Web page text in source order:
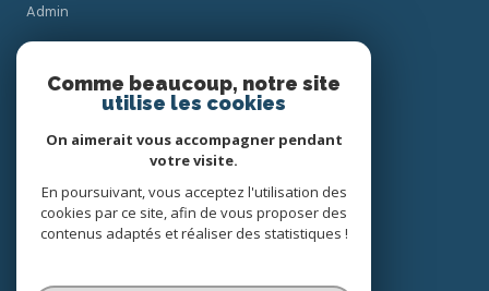
Admin
Comme beaucoup, notre site
utilise les cookies
On aimerait vous accompagner pendant
votre visite.
En poursuivant, vous acceptez l'utilisation des
cookies par ce site, afin de vous proposer des
contenus adaptés et réaliser des statistiques !